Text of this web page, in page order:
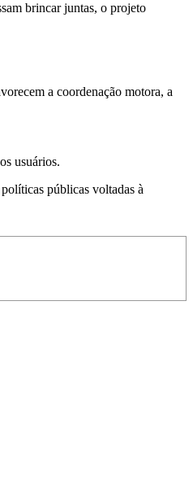
brincar juntas, o projeto
a coordenação motora, a
usuários.
públicas voltadas à